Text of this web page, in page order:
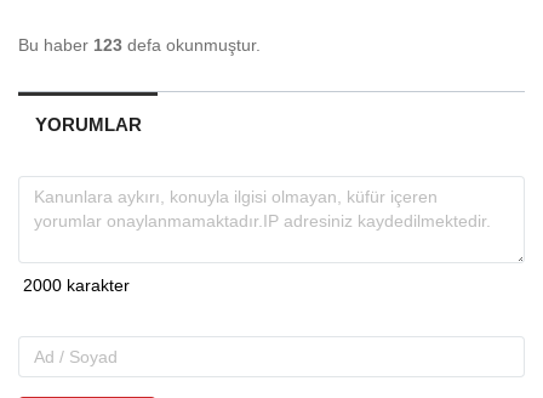
Bu haber 123 defa okunmuştur.
YORUMLAR